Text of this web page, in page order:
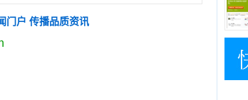
门户 传播品质资讯